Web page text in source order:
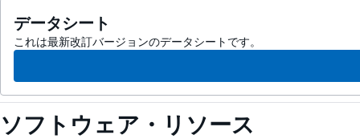
データシート
これは最新改訂バージョンのデータシートです。
ソフトウェア・リソース